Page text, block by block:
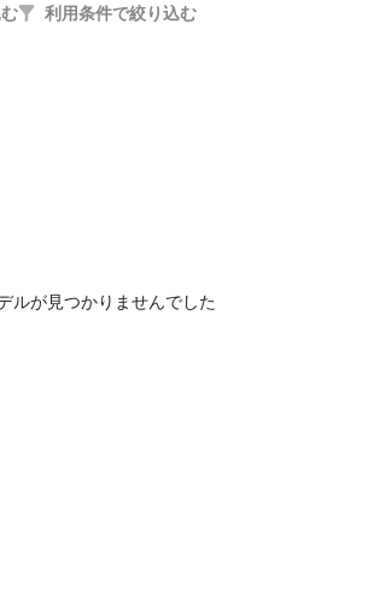
利用条件で絞り込む
ルが見つかりませんでした